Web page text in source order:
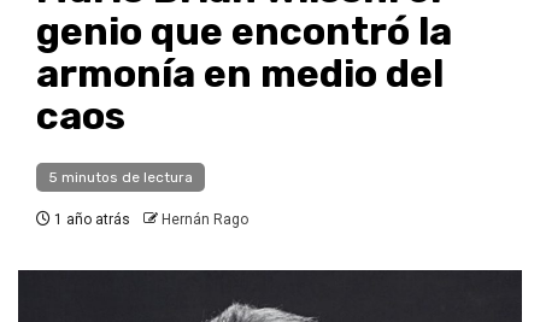
genio que encontró la
armonía en medio del
caos
5 minutos de lectura
1 año atrás Hernán Rago